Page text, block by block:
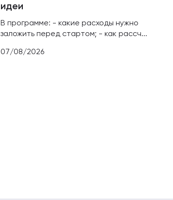
идеи
В программе: - какие расходы нужно
заложить перед стартом; - как рассч...
07/08/2026